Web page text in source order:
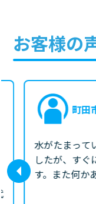
お客様の
町
水がたまって
したが、すぐ
す。また何か